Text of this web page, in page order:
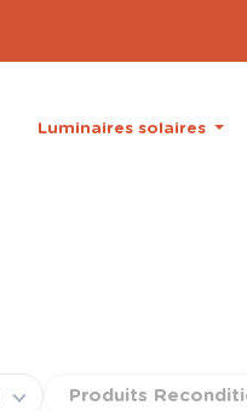
Luminaires solaires
Produits